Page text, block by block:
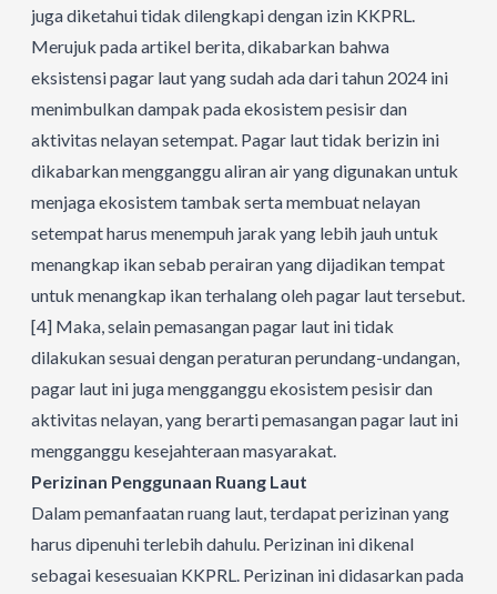
juga diketahui tidak dilengkapi dengan izin KKPRL.
Merujuk pada artikel berita, dikabarkan bahwa
eksistensi pagar laut yang sudah ada dari tahun 2024 ini
menimbulkan dampak pada ekosistem pesisir dan
aktivitas nelayan setempat. Pagar laut tidak berizin ini
dikabarkan mengganggu aliran air yang digunakan untuk
menjaga ekosistem tambak serta membuat nelayan
setempat harus menempuh jarak yang lebih jauh untuk
menangkap ikan sebab perairan yang dijadikan tempat
untuk menangkap ikan terhalang oleh pagar laut tersebut.
[4] Maka, selain pemasangan pagar laut ini tidak
dilakukan sesuai dengan peraturan perundang-undangan,
pagar laut ini juga mengganggu ekosistem pesisir dan
aktivitas nelayan, yang berarti pemasangan pagar laut ini
mengganggu kesejahteraan masyarakat.
Perizinan Penggunaan Ruang Laut
Dalam pemanfaatan ruang laut, terdapat perizinan yang
harus dipenuhi terlebih dahulu. Perizinan ini dikenal
sebagai kesesuaian KKPRL. Perizinan ini didasarkan pada